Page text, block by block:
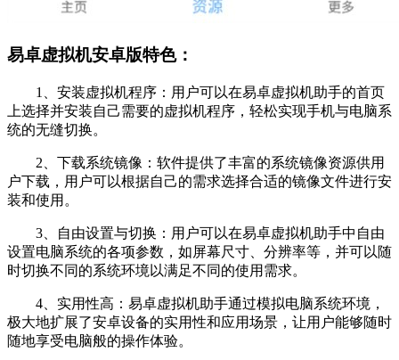
易卓虚拟机安卓版特色：
1、安装虚拟机程序：用户可以在易卓虚拟机助手的首页
上选择并安装自己需要的虚拟机程序，轻松实现手机与电脑系
统的无缝切换。
2、下载系统镜像：软件提供了丰富的系统镜像资源供用
户下载，用户可以根据自己的需求选择合适的镜像文件进行安
装和使用。
3、自由设置与切换：用户可以在易卓虚拟机助手中自由
设置电脑系统的各项参数，如屏幕尺寸、分辨率等，并可以随
时切换不同的系统环境以满足不同的使用需求。
4、实用性高：易卓虚拟机助手通过模拟电脑系统环境，
极大地扩展了安卓设备的实用性和应用场景，让用户能够随时
随地享受电脑般的操作体验。